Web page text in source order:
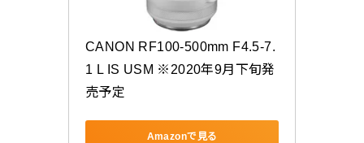
CANON RF100-500mm F4.5-7.
1 L IS USM ※2020年9月下旬発
売予定
Amazonで見る